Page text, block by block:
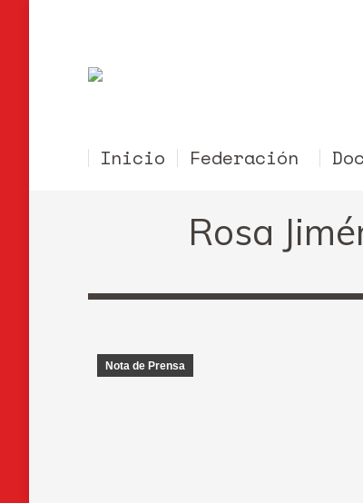
Inicio Federación
Rosa
Nota de Prensa